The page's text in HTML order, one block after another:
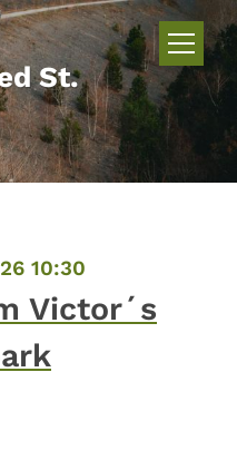
St.
10:30
Victor´s